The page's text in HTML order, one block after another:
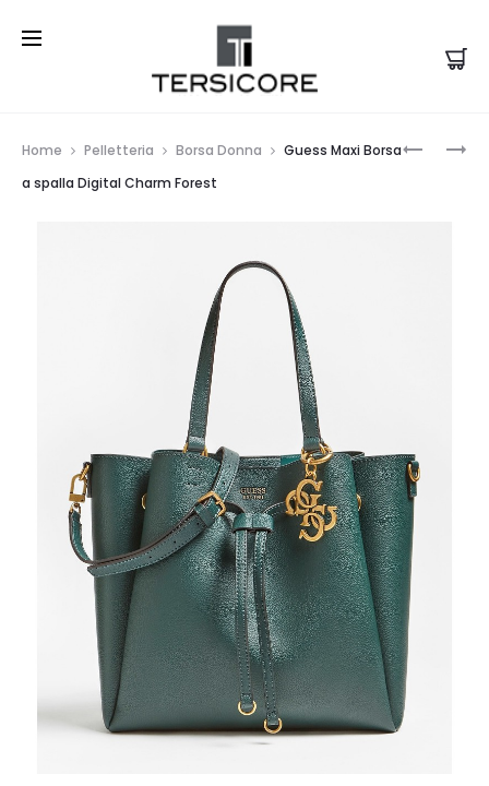
GUESS
GUESS
Home Pelletteria Borsa Donna
Guess Maxi Borsa
a spalla Digital Charm Forest